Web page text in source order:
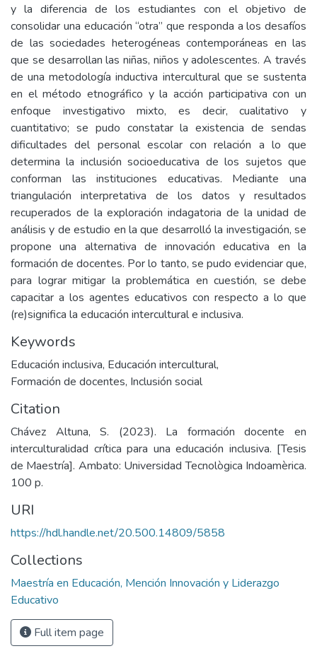
y la diferencia de los estudiantes con el objetivo de
consolidar una educación “otra” que responda a los desafíos
de las sociedades heterogéneas contemporáneas en las
que se desarrollan las niñas, niños y adolescentes. A través
de una metodología inductiva intercultural que se sustenta
en el método etnográfico y la acción participativa con un
enfoque investigativo mixto, es decir, cualitativo y
cuantitativo; se pudo constatar la existencia de sendas
dificultades del personal escolar con relación a lo que
determina la inclusión socioeducativa de los sujetos que
conforman las instituciones educativas. Mediante una
triangulación interpretativa de los datos y resultados
recuperados de la exploración indagatoria de la unidad de
análisis y de estudio en la que desarrolló la investigación, se
propone una alternativa de innovación educativa en la
formación de docentes. Por lo tanto, se pudo evidenciar que,
para lograr mitigar la problemática en cuestión, se debe
capacitar a los agentes educativos con respecto a lo que
(re)significa la educación intercultural e inclusiva.
Keywords
Educación inclusiva, Educación intercultural,
Formación de docentes, Inclusión social
Citation
Chávez Altuna, S. (2023). La formación docente en
interculturalidad crítica para una educación inclusiva. [Tesis
de Maestría]. Ambato: Universidad Tecnològica Indoamèrica.
100 p.
URI
https://hdl.handle.net/20.500.14809/5858
Collections
Maestría en Educación, Mención Innovación y Liderazgo
Educativo
Full item page